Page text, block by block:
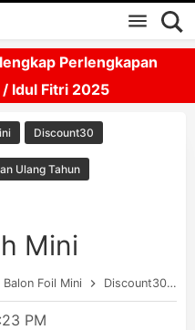
content
Perlengkapan
Idul Fitri 2025
Discount30
Ulang Tahun
Mini
Balon Foil Mini Discount30
PM